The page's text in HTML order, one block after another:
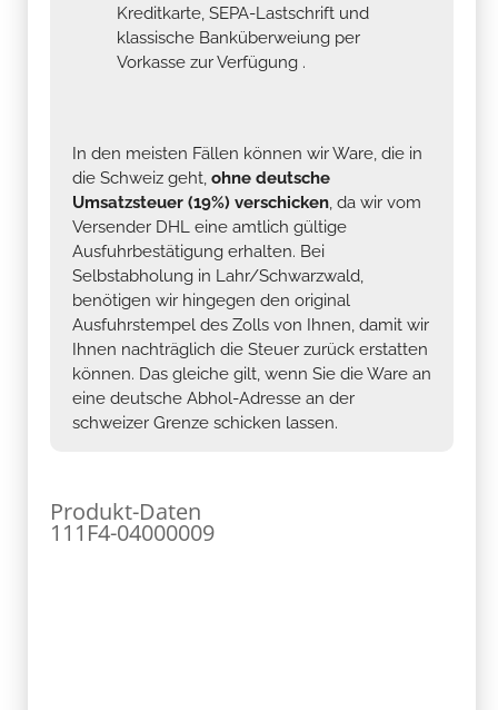
Kreditkarte, SEPA-Lastschrift und
klassische Banküberweiung per
Vorkasse zur Verfügung .
In den meisten Fällen können wir Ware, die in
die Schweiz geht, ohne deutsche
Umsatzsteuer (19%) verschicken, da wir vom
Versender DHL eine amtlich gültige
Ausfuhrbestätigung erhalten. Bei
Selbstabholung in Lahr/Schwarzwald,
benötigen wir hingegen den original
Ausfuhrstempel des Zolls von Ihnen, damit wir
Ihnen nachträglich die Steuer zurück erstatten
können. Das gleiche gilt, wenn Sie die Ware an
eine deutsche Abhol-Adresse an der
schweizer Grenze schicken lassen.
Produkt-Daten
111F4-04000009